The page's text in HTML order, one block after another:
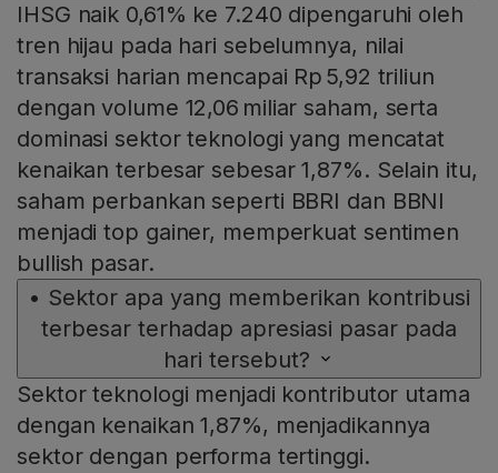
IHSG naik 0,61% ke 7.240 dipengaruhi oleh
tren hijau pada hari sebelumnya, nilai
transaksi harian mencapai Rp 5,92 triliun
dengan volume 12,06 miliar saham, serta
dominasi sektor teknologi yang mencatat
kenaikan terbesar sebesar 1,87%. Selain itu,
saham perbankan seperti BBRI dan BBNI
menjadi top gainer, memperkuat sentimen
bullish pasar.
• Sektor apa yang memberikan kontribusi
terbesar terhadap apresiasi pasar pada
hari tersebut?
Sektor teknologi menjadi kontributor utama
dengan kenaikan 1,87%, menjadikannya
sektor dengan performa tertinggi.